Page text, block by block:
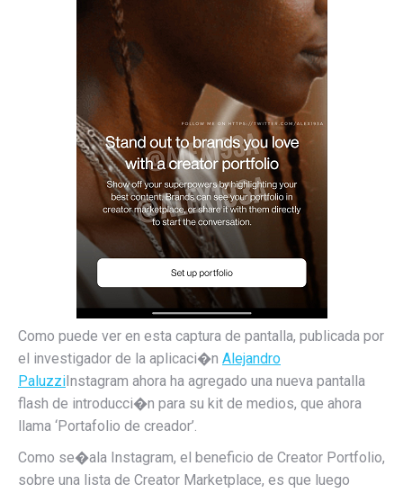
Como puede ver en esta captura de pantalla, publicada por
el investigador de la aplicaci�n Alejandro
PaluzziInstagram ahora ha agregado una nueva pantalla
flash de introducci�n para su kit de medios, que ahora
llama ‘Portafolio de creador’.
Como se�ala Instagram, el beneficio de Creator Portfolio,
sobre una lista de Creator Marketplace, es que luego